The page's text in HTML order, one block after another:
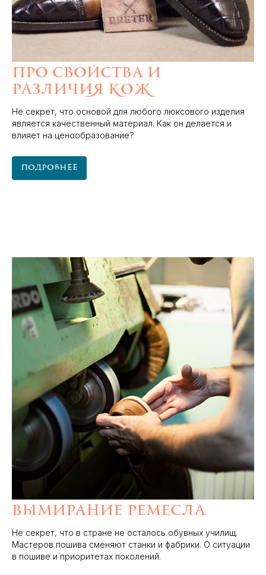
Про свойства и
различия кож
Не секрет, что основой для любого люксового изделия
является качественный материал. Как он делается и
влияет на ценообразование?
Подробнее
Вымирание ремесла
Не секрет, что в стране не осталось обувных училищ.
Мастеров пошива сменяют станки и фабрики. О ситуации
в пошиве и приоритетах поколений.